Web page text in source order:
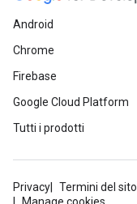
Android
Chrome
Firebase
Google Cloud Platform
Tutti i prodotti
Privacy Termini del sito